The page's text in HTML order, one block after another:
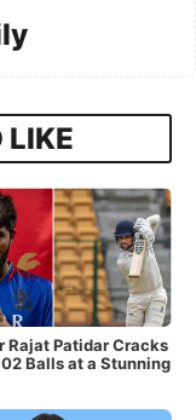
LIKE
Rajat Patidar Cracks
Balls at a Stunning